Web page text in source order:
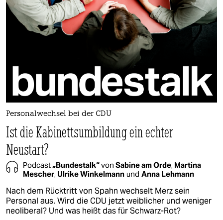
Personalwechsel bei der CDU
Ist die Kabinettsumbildung ein echter
Neustart?
Podcast„Bundestalk“von Sabine am Orde, Martina
Mescher, Ulrike Winkelmann und Anna Lehmann
Nach dem Rücktritt von Spahn wechselt Merz sein
Personal aus. Wird die CDU jetzt weiblicher und weniger
neoliberal? Und was heißt das für Schwarz-Rot?